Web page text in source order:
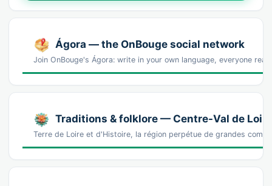
Ágora — the OnBouge social network
Join OnBouge's Ágora: write in your own language, everyone
Traditions & folklore — Centre-Val de Loire
Terre de Loire et d'Histoire, la région perpétue de grandes